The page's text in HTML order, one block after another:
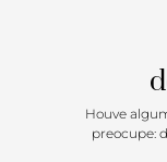
com textura
Houve
preocupe: